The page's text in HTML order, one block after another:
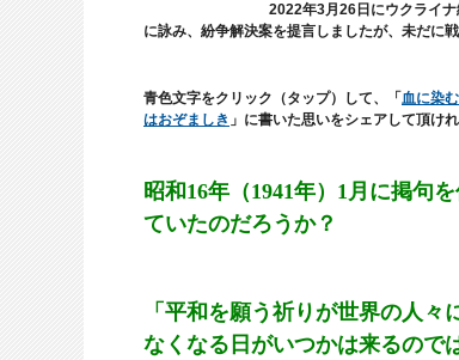
2022年3月26日にウクライ
に詠み、紛争解決案を提言しましたが、未だに
青色文字をクリック（タップ）して、「 血に染
はおぞましき 」に書いた思いをシェアして頂け
昭和16年（1941年）1月に掲句
ていたのだろうか？
「平和を願う祈りが世界の人
なくなる日がいつかは来るので